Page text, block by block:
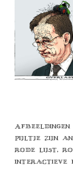
pijltje zijn
rode lijst,
interactieve